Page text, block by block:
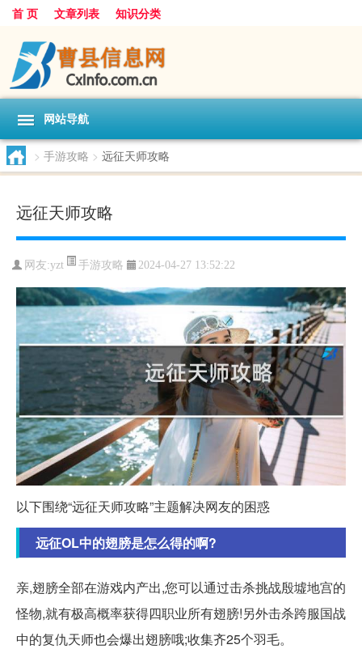
首 页 文章列表 知识分类
网站导航
> 手游攻略 > 远征天师攻略
远征天师攻略
网友:yzt 手游攻略 2024-04-27 13:52:22
以下围绕“远征天师攻略”主题解决网友的困惑
远征OL中的翅膀是怎么得的啊?
亲,翅膀全部在游戏内产出,您可以通过击杀挑战殷墟地宫的
怪物,就有极高概率获得四职业所有翅膀!另外击杀跨服国战
中的复仇天师也会爆出翅膀哦;收集齐25个羽毛。